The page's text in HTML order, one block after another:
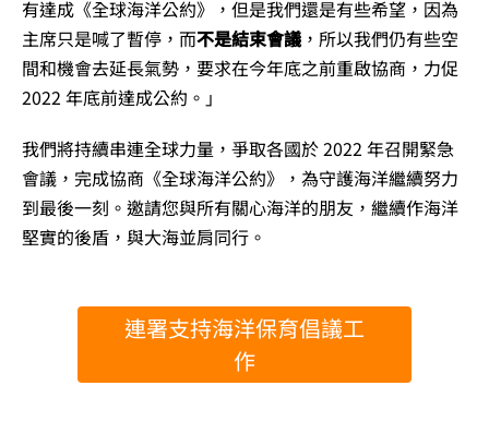
有達成《全球海洋公約》，但是我們還是有些希望，因為
主席只是喊了暫停，而不是結束會議 ，所以我們仍有些空
間和機會去延長氣勢，要求在今年底之前重啟協商，力促
2022 年底前達成公約。」
我們將持續串連全球力量，爭取各國於 2022 年召開緊急
會議，完成協商《全球海洋公約》，為守護海洋繼續努力
到最後一刻。邀請您與所有關心海洋的朋友，繼續作海洋
堅實的後盾，與大海並肩同行。
連署支持海洋保育倡議工
作